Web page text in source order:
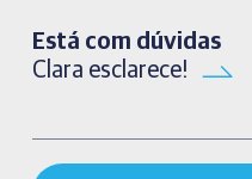
Está com dúvidas
Clara esclarece!